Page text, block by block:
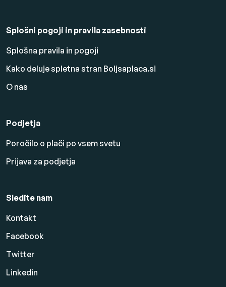
Splošni pogoji in pravila zasebnosti
Splošna pravila in pogoji
Kako deluje spletna stran Boljsaplaca.si
O nas
Podjetja
Poročilo o plači po vsem svetu
Prijava za podjetja
Sledite nam
Kontakt
Facebook
Twitter
Linkedin